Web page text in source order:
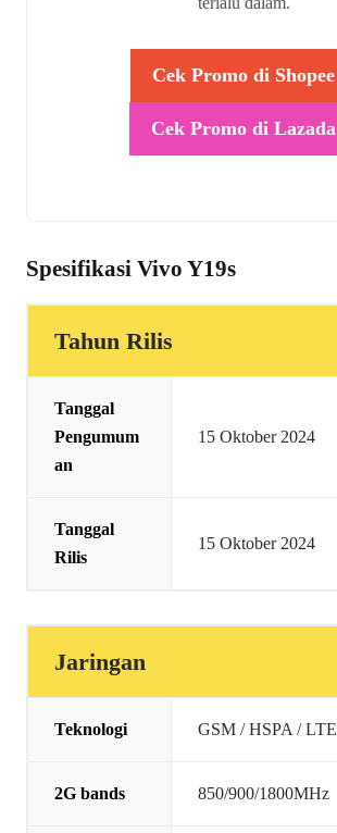
Cek Promo di Shopee
Cek Promo di Lazada
Spesifikasi Vivo Y19s
Tahun Rilis
Tanggal
Pengumum
an
15 Oktober 2024
Tanggal
Rilis
15 Oktober 2024
Jaringan
Teknologi GSM / HSPA / LTE
2G bands 850/900/1800MHz